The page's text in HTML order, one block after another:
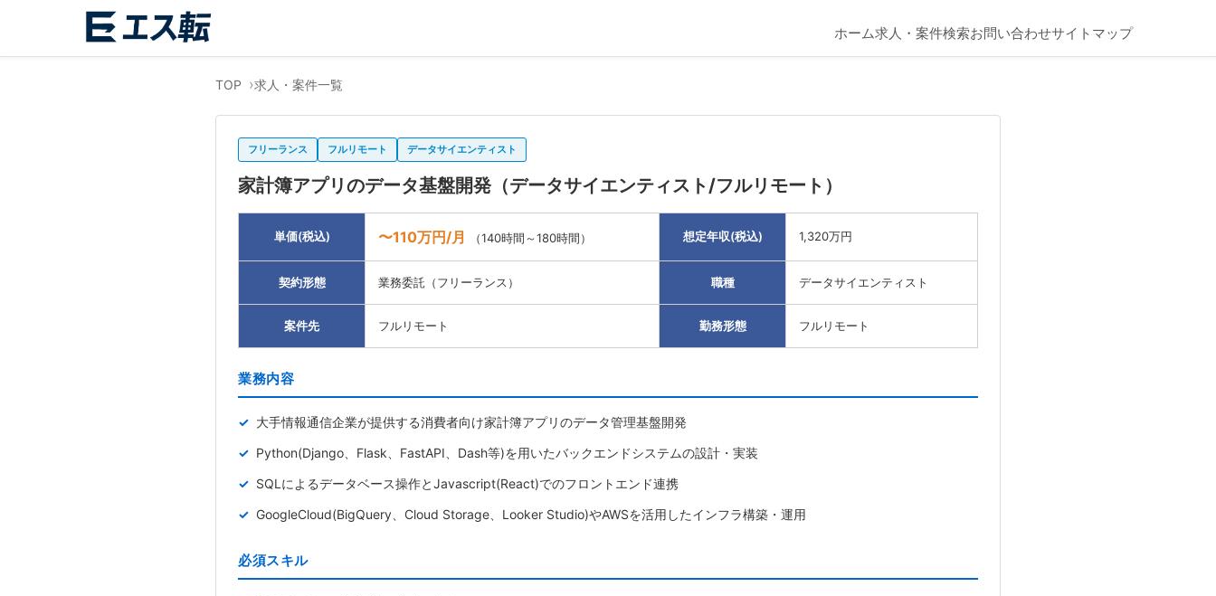
ホーム求人・案件検索お問い合わせサイトマップ
TOP 求人・案件一覧
フリーランス フルリモート データサイエンティスト
家計簿アプリのデータ基盤開発（データサイエンティスト/フルリモート）
単価(税込) 〜110万円/月 （140時間～180時間） 想定年収(税込) 1,320万円
契約形態 業務委託（フリーランス） 職種 データサイエンティスト
案件先 フルリモート 勤務形態 フルリモート
業務内容
大手情報通信企業が提供する消費者向け家計簿アプリのデータ管理基盤開発
Python(Django、Flask、FastAPI、Dash等)を用いたバックエンドシステムの設計・実装
SQLによるデータベース操作とJavascript(React)でのフロントエンド連携
GoogleCloud(BigQuery、Cloud Storage、Looker Studio)やAWSを活用したインフラ構築・運用
必須スキル